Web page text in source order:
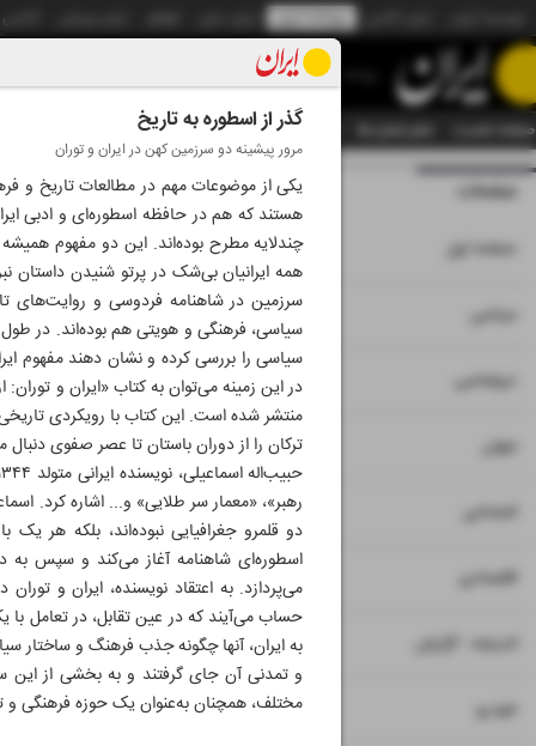
صفحه نخست تمام ویژه نامه ها آرشیو سازمان آگهی‌هاگذر از اسطوره به تاریخ
مرور پیشینه دو سرزمین کهن در ایران و توران
یکی از موضوعات مهم در مطالعات تاریخ و
هستند که هم در حافظه اسطوره‌ای و ادبی
چندلایه مطرح بوده‌اند. این دو مفهوم
همه ایرانیان بی‌شک در پرتو شنیدن داستان
سرزمین در شاهنامه فردوسی و روایت‌های
سیاسی، فرهنگی و هویتی هم بوده‌اند. در
سیاسی را بررسی کرده و نشان دهند مفهوم
در این زمینه می‌توان به کتاب «ایران و
منتشر شده است. این کتاب با رویکردی
ترکان را از دوران باستان تا عصر صفوی دنبال
رهبر»، «معمار سر طلایی» و... اشاره کرد.
دو قلمرو جغرافیایی نبوده‌اند، بلکه هر
اسطوره‌ای شاهنامه آغاز می‌کند و سپس به
می‌پردازد. به اعتقاد نویسنده، ایران و
حساب می‌آیند که در عین تقابل، در تعامل با
به ایران، آنها چگونه جذب فرهنگ و ساختار
و تمدنی آن جای گرفتند و به بخشی از این
مختلف، همچنان به‌عنوان یک حوزه فرهنگی و
صفحات
صفحه اول ۱
سیاسی ۲ ۳
دیپلماسی ۴
جهان ۵
اجتماعی ۶
اقتصادی ۸
اندیشه - گزارش ۹
خودرو ۱۰
شماره نه هزار و